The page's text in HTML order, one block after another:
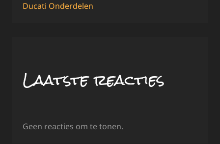
Ducati Onderdelen
Laatste reacties
Geen reacties om te tonen.